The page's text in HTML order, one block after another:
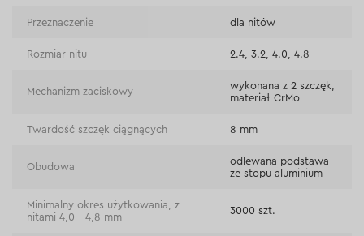
Przeznaczenie dla nitów
Rozmiar nitu 2.4, 3.2, 4.0, 4.8
Mechanizm zaciskowy
wykonana z 2 szczęk,
materiał CrMo
Twardość szczęk ciągnących 8 mm
Obudowa
odlewana podstawa
ze stopu aluminium
Minimalny okres użytkowania, z
nitami 4,0 - 4,8 mm
3000 szt.